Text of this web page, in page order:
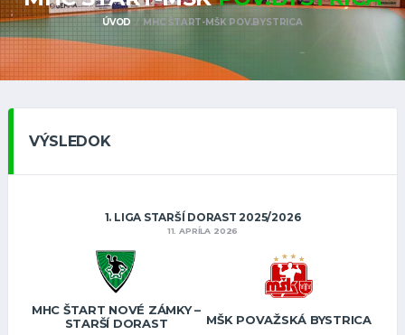
ÚVOD MHC ŠTART-MŠK POV.BYSTRICA
VÝSLEDOK
1. LIGA STARŠÍ DORAST 2025/2026
11. APRÍLA 2026
MHC ŠTART NOVÉ ZÁMKY –
STARŠÍ DORAST
MŠK POVAŽSKÁ BYSTRICA